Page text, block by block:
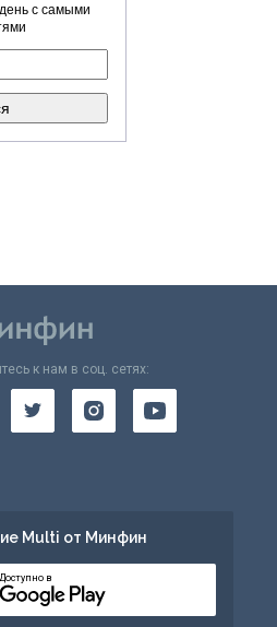
с самыми
к нам в соц. сетях:
Multi от Минфин
Доступно в